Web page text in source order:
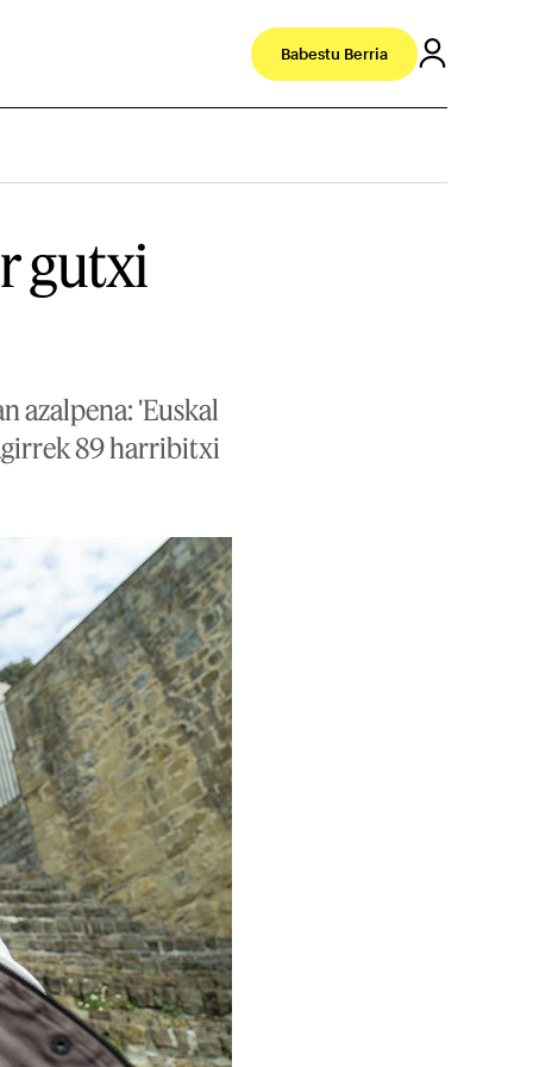
Babestu Berria
gutxi
azalpena: 'Euskal
89 harribitxi